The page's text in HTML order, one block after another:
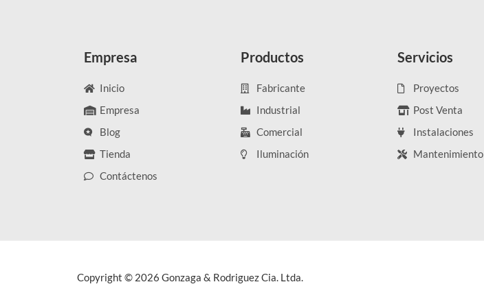
Empresa
Inicio
Empresa
Blog
Tienda
Contáctenos
Productos
Fabricante
Industrial
Comercial
Iluminación
Servicios
Proyectos
Post Venta
Instalaciones
Mantenimiento
Copyright © 2026 Gonzaga & Rodriguez Cia. Ltda.